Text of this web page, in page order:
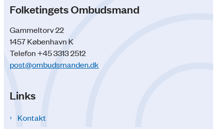
Folketingets Ombudsmand
Gammeltorv 22
1457 København K
Telefon +45 3313 2512
post@ombudsmanden.dk
Links
Kontakt